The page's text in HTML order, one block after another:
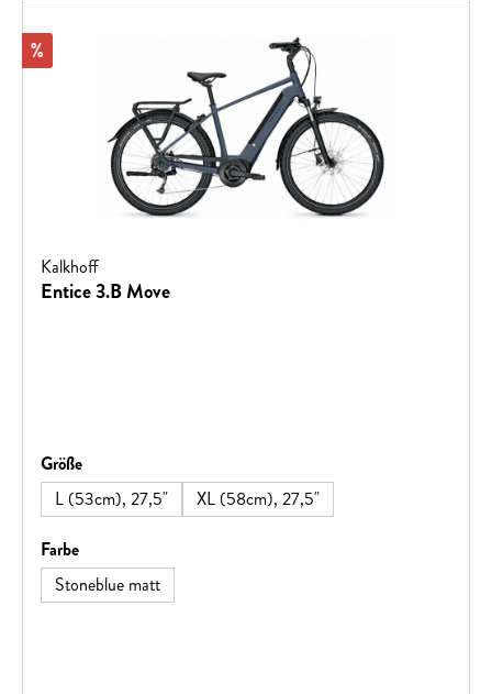
Rabatt
%
Kalkhoff
Entice 3.B Move
Größeauswählen
L (53cm), 27,5"
XL (58cm), 27,5"
Farbeauswählen
Stoneblue matt